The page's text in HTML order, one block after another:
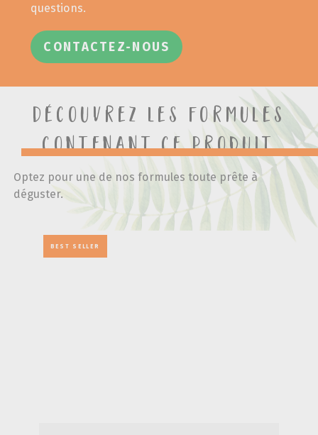
questions.
CONTACTEZ-NOUS
Découvrez les formules
contenant ce produit
Optez pour une de nos formules toute prête à
déguster.
BEST SELLER